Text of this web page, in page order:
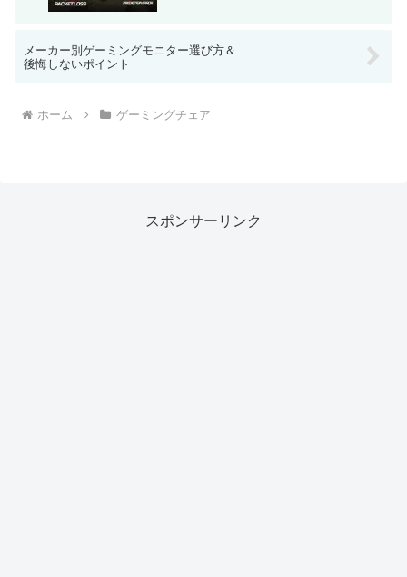
メーカー別ゲーミングモニター選び方＆
後悔しないポイント
ホーム ゲーミングチェア
スポンサーリンク